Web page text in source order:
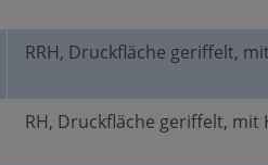
RRH, Druckfläche geriffelt,
RH, Druckfläche geriffelt,